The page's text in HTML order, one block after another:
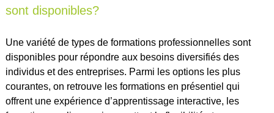
sont disponibles?
Une variété de types de formations professionnelles sont
disponibles pour répondre aux besoins diversifiés des
individus et des entreprises. Parmi les options les plus
courantes, on retrouve les formations en présentiel qui
offrent une expérience d’apprentissage interactive, les